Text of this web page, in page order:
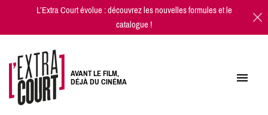
L’Extra Court évolue : découvrez lesnouvelles formulesetle
catalogue!
AVANT LE FILM,
DÉJÀ DU CINÉMA